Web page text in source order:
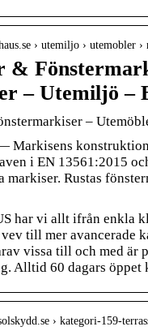
› utemiljo › utemobler ›
&
– Utemiljö –
–
Markisens
i EN 13561:2015
markiser. Rustas
har vi allt ifrån enkla
till mer avancerade
vissa till och med är
Alltid 60 dagars öppet
› kategori-159-